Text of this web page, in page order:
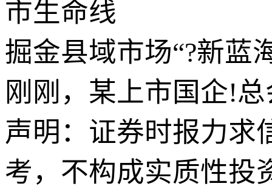
市生命线
掘金县域市场“?新蓝
刚刚，某上市国企!
声明：证券时报力求
考，不构成实质性投